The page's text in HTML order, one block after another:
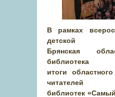
В рамках
Брянская
итоги
читателей
библиотек